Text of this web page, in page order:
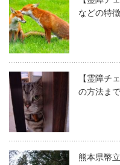
などの特
【霊障チ
の方法まで
熊本県幣